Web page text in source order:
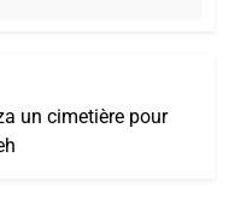
un cimetière pour